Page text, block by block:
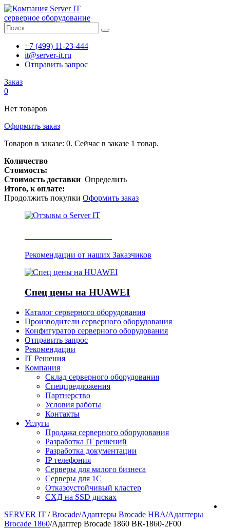
серверное оборудование
+7 (499) 11-23-444
it@server-it.ru
Отправить запрос
Заказ
0
Нет товаров
Оформить заказ
Товаров в заказе: 0. Сейчас в заказе 1 товар.
Количество
Стоимость:
Стоимость доставки Определить
Итого, к оплате:
Продолжить покупки Оформить заказ
Рекомендации от наших Заказчиков
Спец цены на HUAWEI
Каталог серверного оборудования
Производители серверного оборудования
Конфигуратор серверного оборудования
Отправить запрос
Рекомендации
IT Решения
Компания
Склад серверного оборудования
Спецпредложения
Партнерство
Условия работы
Контакты
Услуги
Продажа серверного оборудования
Разработка IT решений
Разработка документации
IP телефония
Серверы для малого бизнеса
Серверы для 1С
Отказоустойчивый кластер
СХД на SSD дисках
SERVER IT / Brocade/Адаптеры Brocade HBA/Адаптеры
Brocade 1860/Адаптер Brocade 1860 BR-1860-2F00